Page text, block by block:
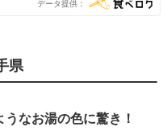
データ提供
県
なお湯の色に驚き！